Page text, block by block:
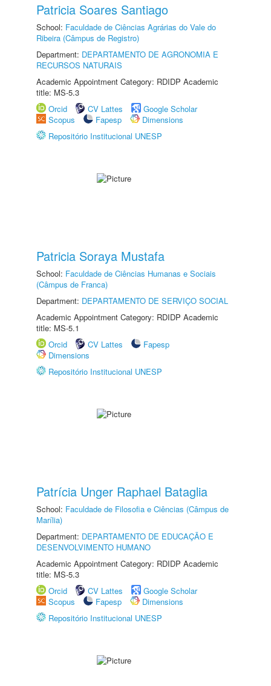
Patricia Soares Santiago
School: Faculdade de Ciências Agrárias do Vale do
Ribeira (Câmpus de Registro)
Department: DEPARTAMENTO DE AGRONOMIA E
RECURSOS NATURAIS
Academic Appointment Category: RDIDP Academic
title: MS-5.3
Orcid
CV Lattes
Google Scholar
Scopus
Fapesp
Dimensions
Repositório Institucional UNESP
Patricia Soraya Mustafa
School: Faculdade de Ciências Humanas e Sociais
(Câmpus de Franca)
Department: DEPARTAMENTO DE SERVIÇO SOCIAL
Academic Appointment Category: RDIDP Academic
title: MS-5.1
Orcid
CV Lattes
Fapesp
Dimensions
Repositório Institucional UNESP
Patrícia Unger Raphael Bataglia
School: Faculdade de Filosofia e Ciências (Câmpus de
Marília)
Department: DEPARTAMENTO DE EDUCAÇÃO E
DESENVOLVIMENTO HUMANO
Academic Appointment Category: RDIDP Academic
title: MS-5.3
Orcid
CV Lattes
Google Scholar
Scopus
Fapesp
Dimensions
Repositório Institucional UNESP